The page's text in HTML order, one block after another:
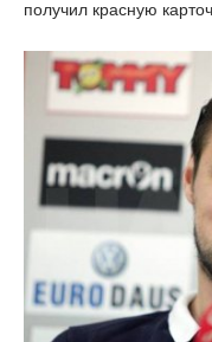
получил красную